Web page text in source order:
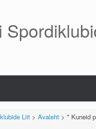
Liit> Avaleht> * Kuneid